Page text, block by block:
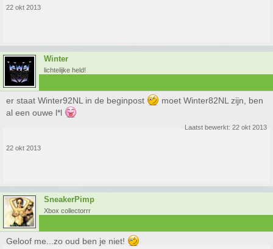
22 okt 2013
Winter
lichtelijke held!
er staat Winter92NL in de beginpost
moet Winter82NL zijn, ben
al een ouwe l*l
Laatst bewerkt: 22 okt 2013
22 okt 2013
SneakerPimp
Xbox collectorrr
Geloof me...zo oud ben je niet!